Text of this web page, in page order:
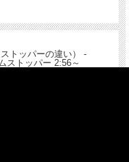
トッパーの違い） -
トッパー 2:56～